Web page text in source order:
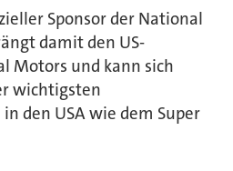
Sponsor der National
damit den US-
Motors und kann sich
wichtigsten
den USA wie dem Super